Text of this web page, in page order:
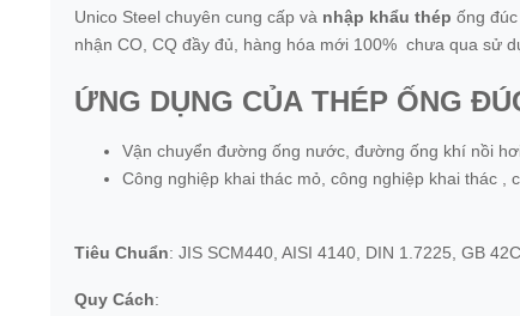
Unico Steel chuyên cung cấp và nhập khẩu thép ống
nhận CO, CQ đầy đủ, hàng hóa mới 100% chưa qua sử
ỨNG DỤNG CỦA THÉP ỐNG
Vận chuyển đường ống nước, đường ống khí nồi
Công nghiệp khai thác mỏ, công nghiệp khai thác ,
Tiêu Chuẩn: JIS SCM440, AISI 4140, DIN 1.7225, GB
Quy Cách: